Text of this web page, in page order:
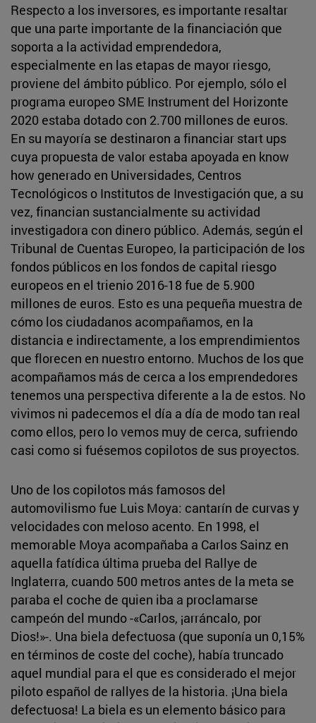
Respecto a los inversores, es importante resaltar
que una parte importante de la financiación que
soporta a la actividad emprendedora,
especialmente en las etapas de mayor riesgo,
proviene del ámbito público. Por ejemplo, sólo el
programa europeo SME Instrument del Horizonte
2020 estaba dotado con 2.700 millones de euros.
En su mayoría se destinaron a financiar start ups
cuya propuesta de valor estaba apoyada en know
how generado en Universidades, Centros
Tecnológicos o Institutos de Investigación que, a su
vez, financian sustancialmente su actividad
investigadora con dinero público. Además, según el
Tribunal de Cuentas Europeo, la participación de los
fondos públicos en los fondos de capital riesgo
europeos en el trienio 2016-18 fue de 5.900
millones de euros. Esto es una pequeña muestra de
cómo los ciudadanos acompañamos, en la
distancia e indirectamente, a los emprendimientos
que florecen en nuestro entorno. Muchos de los que
acompañamos más de cerca a los emprendedores
tenemos una perspectiva diferente a la de estos. No
vivimos ni padecemos el día a día de modo tan real
como ellos, pero lo vemos muy de cerca, sufriendo
casi como si fuésemos copilotos de sus proyectos.
Uno de los copilotos más famosos del
automovilismo fue Luis Moya: cantarín de curvas y
velocidades con meloso acento. En 1998, el
memorable Moya acompañaba a Carlos Sainz en
aquella fatídica última prueba del Rallye de
Inglaterra, cuando 500 metros antes de la meta se
paraba el coche de quien iba a proclamarse
campeón del mundo -«Carlos, ¡arráncalo, por
Dios!»-. Una biela defectuosa (que suponía un 0,15%
en términos de coste del coche), había truncado
aquel mundial para el que es considerado el mejor
piloto español de rallyes de la historia. ¡Una biela
defectuosa! La biela es un elemento básico para